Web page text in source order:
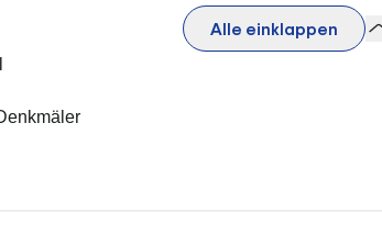
Alle einklappen